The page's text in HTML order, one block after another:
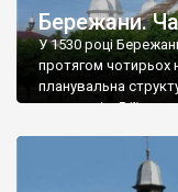
Бережани.
У 1530 році
протягом чотирьох
планувальна
наших днів. В її
ратуша, а в різні